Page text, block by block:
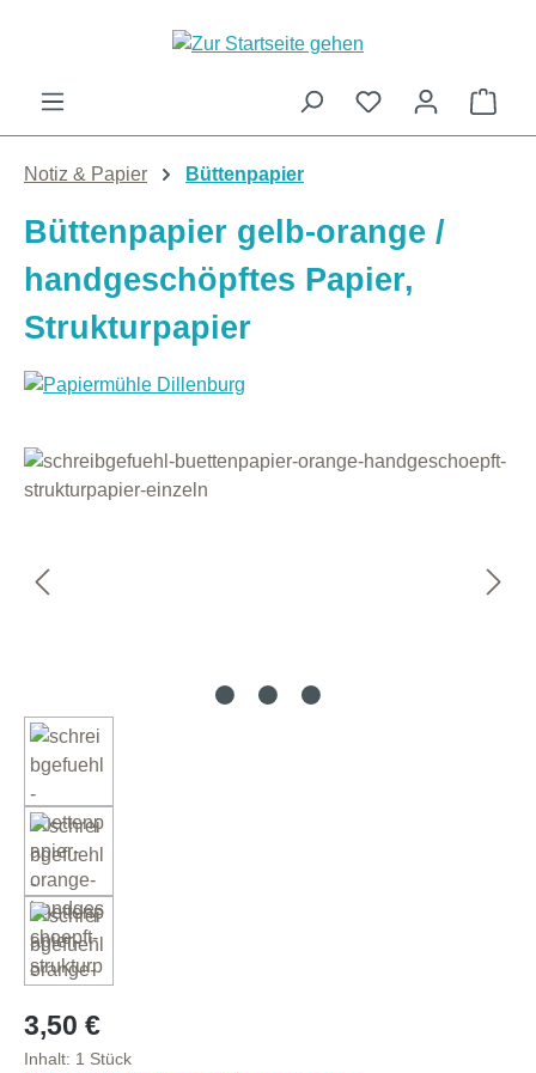
Zum Hauptinhalt springen
Notiz & Papier Büttenpapier
Büttenpapier gelb-orange /
handgeschöpftes Papier,
Strukturpapier
Bildergalerie überspringen
Regulärer Preis:
3,50 €
Inhalt: 1 Stück